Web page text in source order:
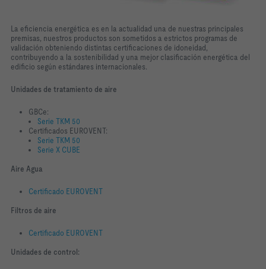
La eficiencia energética es en la actualidad una de nuestras principales
premisas, nuestros productos son sometidos a estrictos programas de
validación obteniendo distintas certificaciones de idoneidad,
contribuyendo a la sostenibilidad y una mejor clasificación energética del
edificio según estándares internacionales.
Unidades de tratamiento de aire
GBCe:
Serie TKM 50
Certificados EUROVENT:
Serie TKM 50
Serie X CUBE
Aire Agua
Certificado EUROVENT
Filtros de aire
Certificado EUROVENT
Unidades de control: